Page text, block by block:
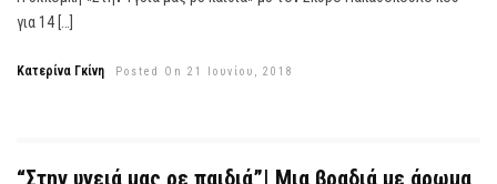
για 14 […]
Κατερίνα Γκίνη Posted On 21 Ιουνίου, 2018
“Στην υγειά μας ρε παιδιά”| Μια βραδιά με άρωμα